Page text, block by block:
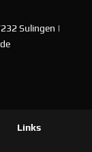
Sulingen |
Links